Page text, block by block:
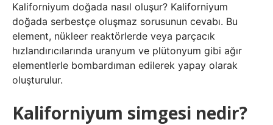
Kaliforniyum doğada nasıl oluşur? Kaliforniyum
doğada serbestçe oluşmaz sorusunun cevabı. Bu
element, nükleer reaktörlerde veya parçacık
hızlandırıcılarında uranyum ve plütonyum gibi ağır
elementlerle bombardıman edilerek yapay olarak
oluşturulur.
Kaliforniyum simgesi nedir?